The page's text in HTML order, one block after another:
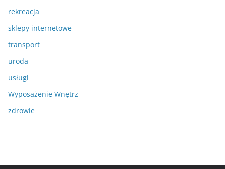
rekreacja
sklepy internetowe
transport
uroda
usługi
Wyposażenie Wnętrz
zdrowie